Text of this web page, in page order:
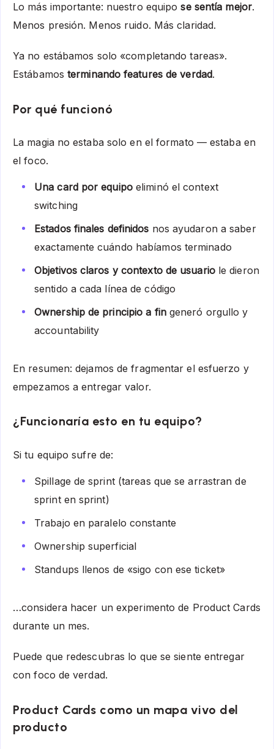
Lo más importante: nuestro equipose sentía mejor.
Menos presión. Menos ruido. Más claridad.
Ya no estábamos solo «completando tareas».
Estábamos terminando features de verdad.
Por qué funcionó
La magia no estaba solo en el formato — estaba en
el foco.
Una card por equipoeliminó el context
switching
Estados finales definidos nos ayudaron a saber
exactamente cuándo habíamos terminado
Objetivos claros y contexto de usuariole dieron
sentido a cada línea de código
Ownership de principio a fingeneró orgullo y
accountability
En resumen: dejamos de fragmentar el esfuerzo y
empezamos a entregar valor.
¿Funcionaría esto en tu equipo?
Si tu equipo sufre de:
Spillage de sprint (tareas que se arrastran de
sprint en sprint)
Trabajo en paralelo constante
Ownership superficial
Standups llenos de «sigo con ese ticket»
…considera hacer un experimento de Product Cards
durante un mes.
Puede que redescubras lo que se siente entregar
con foco de verdad.
Product Cards como un mapa vivo del
producto